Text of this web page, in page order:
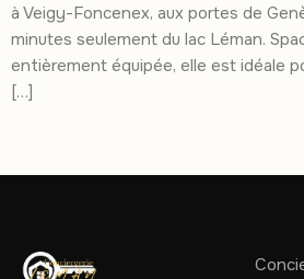
à Veigy-Foncenex, aux portes de
minutes seulement du lac Léman.
entièrement équipée, elle est idéale
[…]